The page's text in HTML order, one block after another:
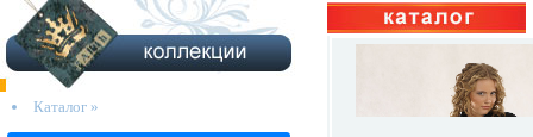
Каталог »